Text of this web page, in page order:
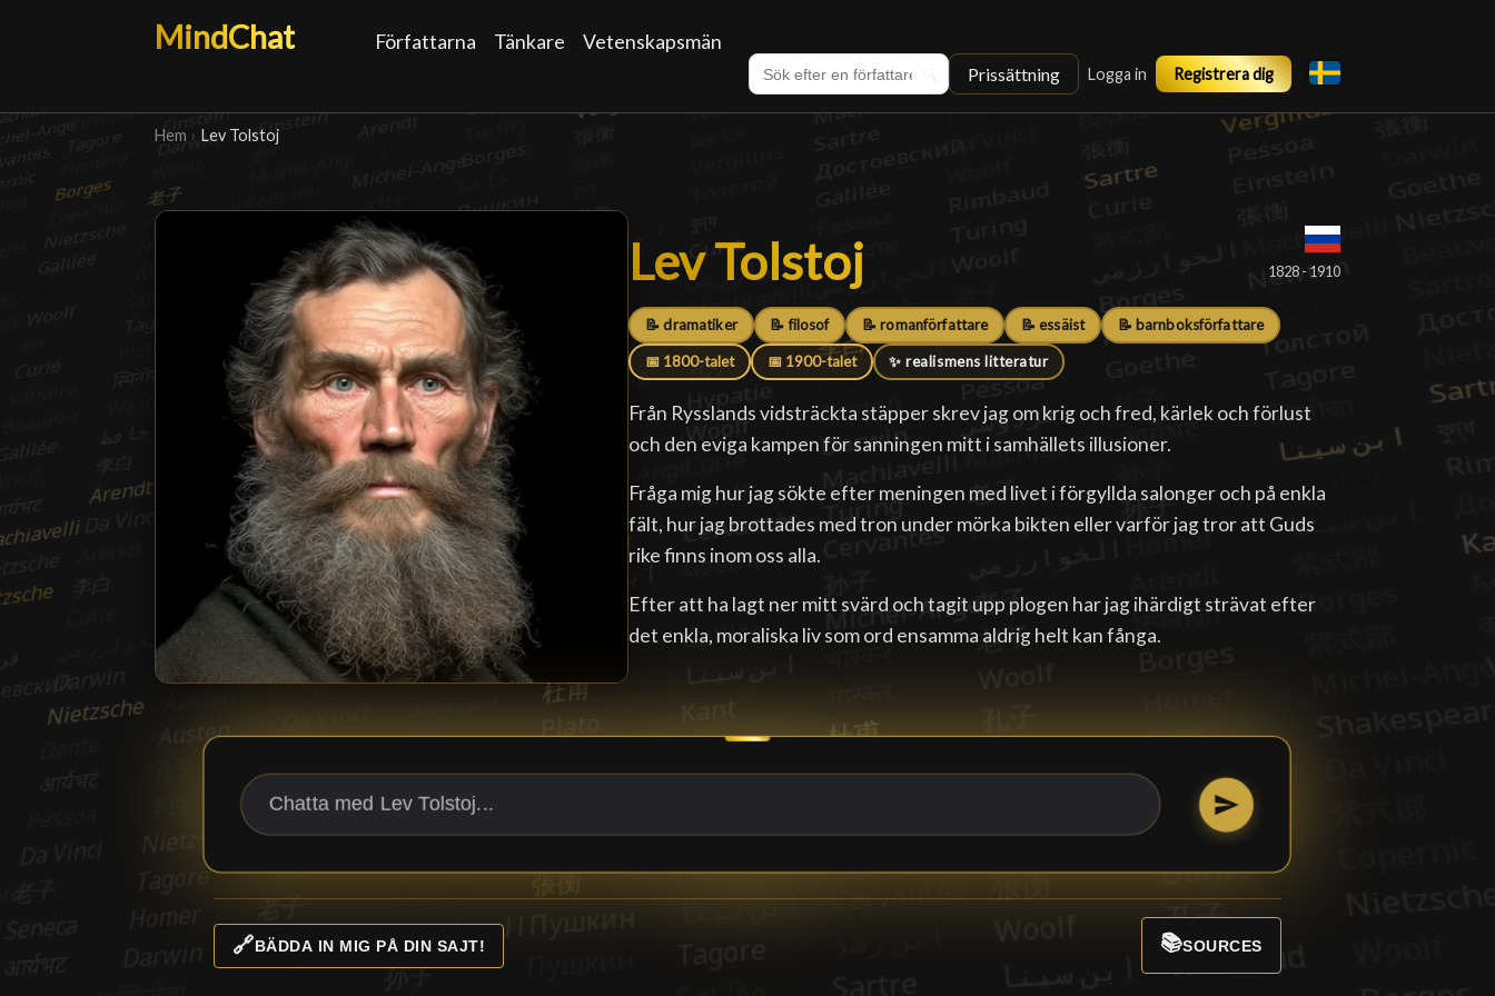
MindChat Författarna Tänkare Vetenskapsmän
Prissättning Logga in Registrera dig
Hem › Lev Tolstoj
Lev Tolstoj
Lev Tolstoj 1828 - 1910
📝 dramatiker 📝 filosof 📝 romanförfattare 📝 essäist 📝 barnboksförfattare
📅 1800-talet 📅 1900-talet ✨ realismens litteratur
Från Rysslands vidsträckta stäpper skrev jag om krig och fred, kärlek och förlust
och den eviga kampen för sanningen mitt i samhällets illusioner.
Fråga mig hur jag sökte efter meningen med livet i förgyllda salonger och på enkla
fält, hur jag brottades med tron under mörka bikten eller varför jag tror att Guds
rike finns inom oss alla.
Efter att ha lagt ner mitt svärd och tagit upp plogen har jag ihärdigt strävat efter
det enkla, moraliska liv som ord ensamma aldrig helt kan fånga.
🔗BÄDDA IN MIG PÅ DIN SAJT! 📚SOURCES